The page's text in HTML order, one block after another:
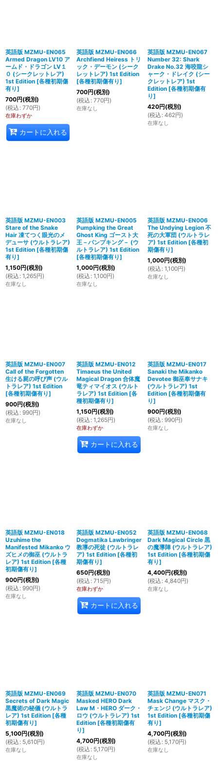
英語版 MZMU-EN065
Armed Dragon LV10 ア
ームド・ドラゴン LV１
０ (シークレットレア)
1st Edition [各種初期傷
有り]
700円(税別)
(税込 : 770円)
在庫わずか
カートに入れる
英語版 MZMU-EN066
Archfiend Heiress トリ
ック・デーモン (シーク
レットレア) 1st Edition
[各種初期傷有り]
700円(税別)
(税込 : 770円)
在庫なし
英語版 MZMU-EN067
Number 32: Shark
Drake No.32 海咬龍シ
ャーク・ドレイク (シー
クレットレア) 1st
Edition [各種初期傷有
り]
420円(税別)
(税込 : 462円)
在庫なし
英語版 MZMU-EN003
Stare of the Snake
Hair 凍てつく眼光のメ
デューサ (ウルトラレア)
1st Edition [各種初期傷
有り]
1,150円(税別)
(税込 : 1,265円)
在庫なし
英語版 MZMU-EN005
Pumpking the Great
Ghost King ゴースト大
王－パンプキング－ (ウ
ルトラレア) 1st Edition
[各種初期傷有り]
1,000円(税別)
(税込 : 1,100円)
在庫なし
英語版 MZMU-EN006
The Undying Legion 不
死の大軍団 (ウルトラレ
ア) 1st Edition [各種初
期傷有り]
1,000円(税別)
(税込 : 1,100円)
在庫なし
英語版 MZMU-EN007
Call of the Forgotten
生ける屍の呼び声 (ウル
トラレア) 1st Edition
[各種初期傷有り]
900円(税別)
(税込 : 990円)
在庫なし
英語版 MZMU-EN012
Timaeus the United
Magical Dragon 合体魔
竜ティマイオス (ウルト
ラレア) 1st Edition [各
種初期傷有り]
1,150円(税別)
(税込 : 1,265円)
在庫わずか
カートに入れる
英語版 MZMU-EN017
Sanaki the Mikanko
Devotee 御巫奉サナキ
(ウルトラレア) 1st
Edition [各種初期傷有
り]
900円(税別)
(税込 : 990円)
在庫なし
英語版 MZMU-EN018
Uzuhime the
Manifested Mikanko ウ
ズヒメの御巫 (ウルトラ
レア) 1st Edition [各種
初期傷有り]
900円(税別)
(税込 : 990円)
在庫なし
英語版 MZMU-EN052
Dogmatika Lawbringer
教導の死徒 (ウルトラレ
ア) 1st Edition [各種初
期傷有り]
650円(税別)
(税込 : 715円)
在庫わずか
カートに入れる
英語版 MZMU-EN068
Dark Magical Circle 黒
の魔導陣 (ウルトラレア)
1st Edition [各種初期傷
有り]
4,400円(税別)
(税込 : 4,840円)
在庫なし
英語版 MZMU-EN069
Secrets of Dark Magic
黒魔術の秘儀 (ウルトラ
レア) 1st Edition [各種
初期傷有り]
5,100円(税別)
(税込 : 5,610円)
在庫なし
英語版 MZMU-EN070
Masked HERO Dark
Law M・HERO ダーク・
ロウ (ウルトラレア) 1st
Edition [各種初期傷有
り]
4,700円(税別)
(税込 : 5,170円)
在庫なし
英語版 MZMU-EN071
Mask Change マスク・
チェンジ (ウルトラレア)
1st Edition [各種初期傷
有り]
4,700円(税別)
(税込 : 5,170円)
在庫なし